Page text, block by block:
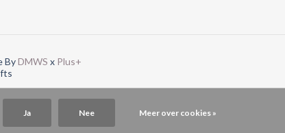
ByDMWS x Plus+
Ja Nee Meer over cookies »